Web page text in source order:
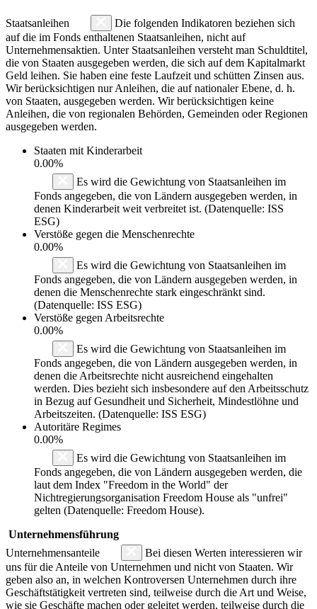
Staatsanleihen
Die folgenden Indikatoren beziehen sich
auf die im Fonds enthaltenen Staatsanleihen, nicht auf
Unternehmensaktien. Unter Staatsanleihen versteht man Schuldtitel,
die von Staaten ausgegeben werden, die sich auf dem Kapitalmarkt
Geld leihen. Sie haben eine feste Laufzeit und schütten Zinsen aus.
Wir berücksichtigen nur Anleihen, die auf nationaler Ebene, d. h.
von Staaten, ausgegeben werden. Wir berücksichtigen keine
Anleihen, die von regionalen Behörden, Gemeinden oder Regionen
ausgegeben werden.
Staaten mit Kinderarbeit
0.00%
Es wird die Gewichtung von Staatsanleihen im
Fonds angegeben, die von Ländern ausgegeben werden, in
denen Kinderarbeit weit verbreitet ist. (Datenquelle: ISS
ESG)
Verstöße gegen die Menschenrechte
0.00%
Es wird die Gewichtung von Staatsanleihen im
Fonds angegeben, die von Ländern ausgegeben werden, in
denen die Menschenrechte stark eingeschränkt sind.
(Datenquelle: ISS ESG)
Verstöße gegen Arbeitsrechte
0.00%
Es wird die Gewichtung von Staatsanleihen im
Fonds angegeben, die von Ländern ausgegeben werden, in
denen die Arbeitsrechte nicht ausreichend eingehalten
werden. Dies bezieht sich insbesondere auf den Arbeitsschutz
in Bezug auf Gesundheit und Sicherheit, Mindestlöhne und
Arbeitszeiten. (Datenquelle: ISS ESG)
Autoritäre Regimes
0.00%
Es wird die Gewichtung von Staatsanleihen im
Fonds angegeben, die von Ländern ausgegeben werden, die
laut dem Index "Freedom in the World" der
Nichtregierungsorganisation Freedom House als "unfrei"
gelten (Datenquelle: Freedom House).
Unternehmensführung
Unternehmensanteile
Bei diesen Werten interessieren wir
uns für die Anteile von Unternehmen und nicht von Staaten. Wir
geben also an, in welchen Kontroversen Unternehmen durch ihre
Geschäftstätigkeit vertreten sind, teilweise durch die Art und Weise,
wie sie Geschäfte machen oder geleitet werden, teilweise durch die